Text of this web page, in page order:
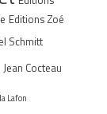
Editions Zoé
Schmitt
Jean Cocteau
Lafon